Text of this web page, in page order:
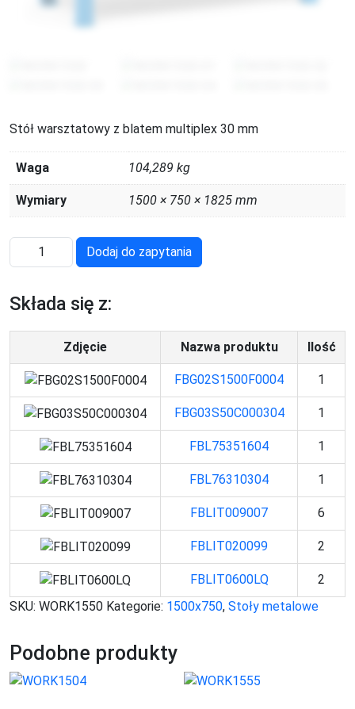
Stół warsztatowy z blatem multiplex 30 mm
Waga 104,289 kg
Wymiary 1500 × 750 × 1825 mm
WORK1550
Dodaj do zapytania
Składa się z:
Zdjęcie Nazwa produktu Ilość
FBG02S1500F0004 1
FBG03S50C000304 1
FBL75351604 1
FBL76310304 1
FBLIT009007 6
FBLIT020099 2
FBLIT0600LQ
2
SKU: WORK1550 Kategorie: 1500x750, Stoły metalowe
Podobne produkty